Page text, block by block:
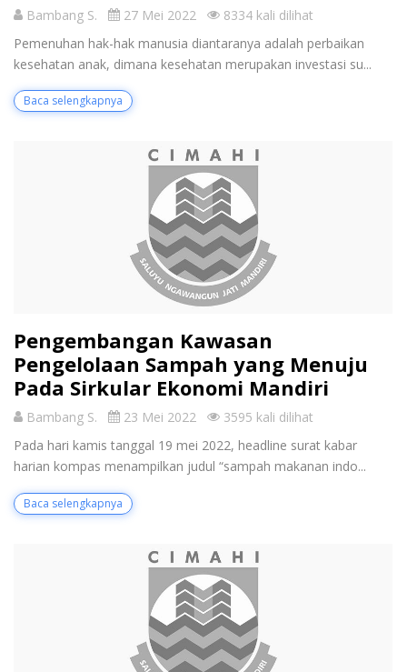
Bambang S. 27 Mei 2022
8334 kali dilihat
Pemenuhan hak-hak manusia diantaranya adalah perbaikan
kesehatan anak, dimana kesehatan merupakan investasi su...
Baca selengkapnya
Pengembangan Kawasan
Pengelolaan Sampah yang Menuju
Pada Sirkular Ekonomi Mandiri
Bambang S. 23 Mei 2022
3595 kali dilihat
Pada hari kamis tanggal 19 mei 2022, headline surat kabar
harian kompas menampilkan judul “sampah makanan indo...
Baca selengkapnya